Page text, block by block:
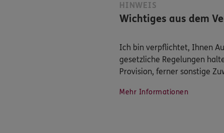
HINWEIS
Wichtiges aus dem
Ich bin verpflichtet, Ihnen
gesetzliche Regelungen
Provision, ferner sonstige
Mehr Informationen